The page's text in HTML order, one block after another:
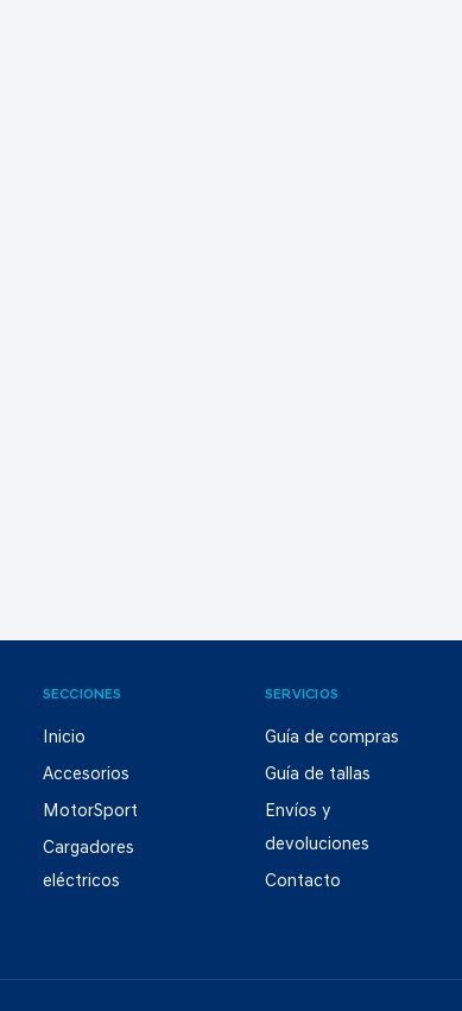
SECCIONES
Inicio
Accesorios
MotorSport
Cargadores
eléctricos
SERVICIOS
Guía de compras
Guía de tallas
Envíos y
devoluciones
Contacto